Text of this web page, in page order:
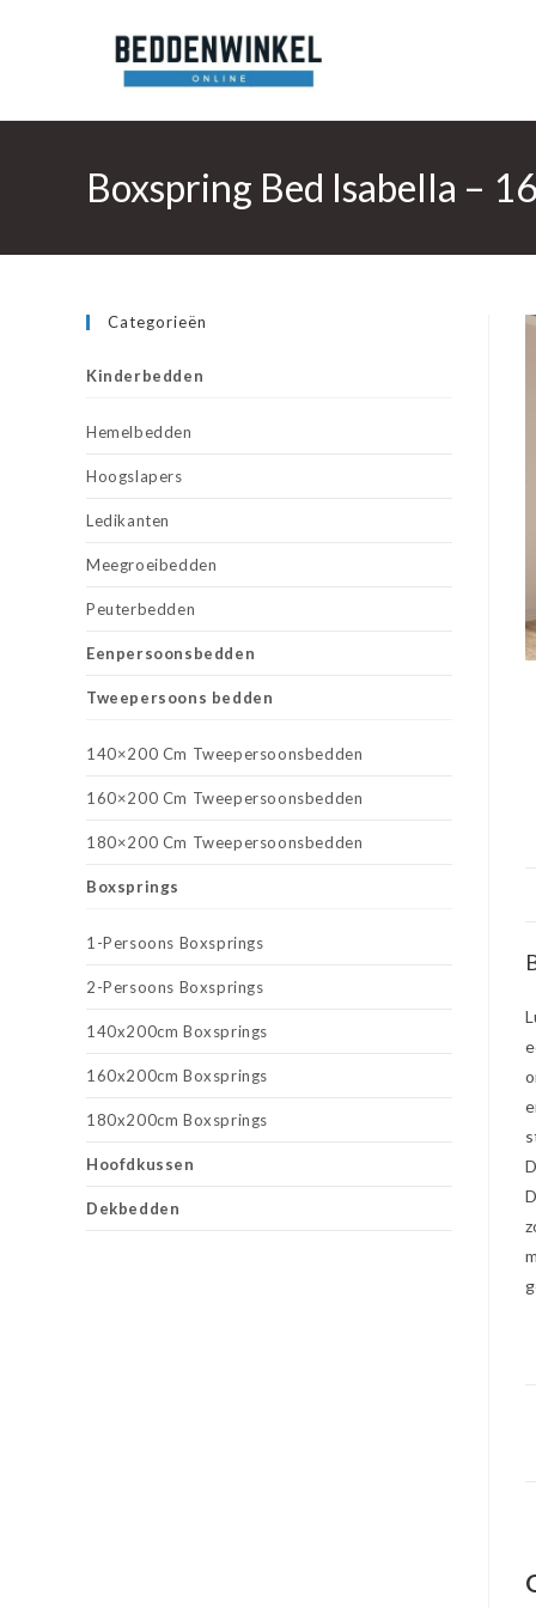
Boxspring Bed Isabella –
Categorieën
Kinderbedden
Hemelbedden
Hoogslapers
Ledikanten
Meegroeibedden
Peuterbedden
Eenpersoonsbedden
Tweepersoons bedden
140×200 Cm Tweepersoonsbedden
160×200 Cm Tweepersoonsbedden
180×200 Cm Tweepersoonsbedden
Boxsprings
1-Persoons Boxsprings
2-Persoons Boxsprings
140x200cm Boxsprings
160x200cm Boxsprings
180x200cm Boxsprings
Hoofdkussen
Dekbedden